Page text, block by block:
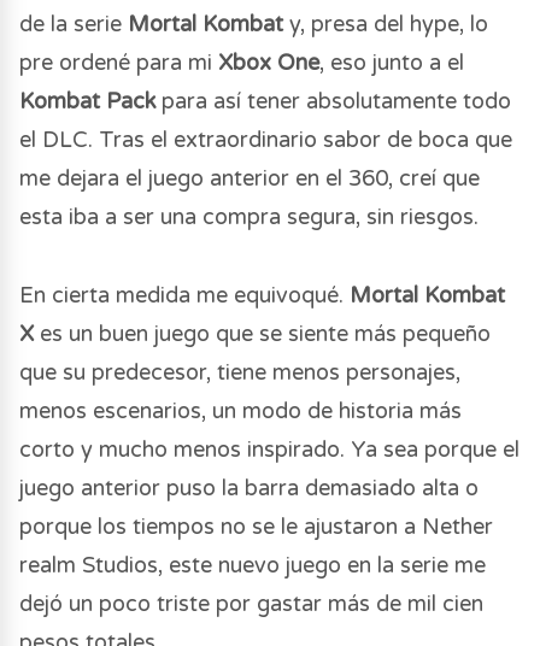
de la serie Mortal Kombaty, presa del hype, lo
pre ordené para mi Xbox One, eso junto a el
Kombat Packpara así tener absolutamente todo
el DLC. Tras el extraordinario sabor de boca que
me dejara el juego anterior en el 360, creí que
esta iba a ser una compra segura, sin riesgos.
En cierta medida me equivoqué. Mortal Kombat
Xes un buen juego que se siente más pequeño
que su predecesor, tiene menos personajes,
menos escenarios, un modo de historia más
corto y mucho menos inspirado. Ya sea porque el
juego anterior puso la barra demasiado alta o
porque los tiempos no se le ajustaron a Nether
realm Studios, este nuevo juego en la serie me
dejó un poco triste por gastar más de mil cien